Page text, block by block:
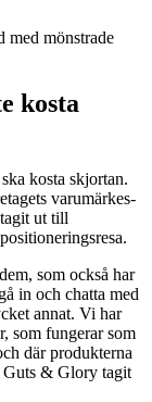
kosta
kosta skjortan.
varumärkes-
ut till
som också har
in och chatta med
annat. Vi har
som fungerar som
där produkterna
Guts & Glory tagit